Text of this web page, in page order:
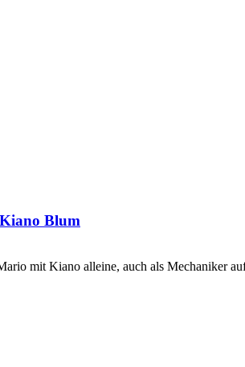
Blum
mit Kiano alleine, auch als Mechaniker